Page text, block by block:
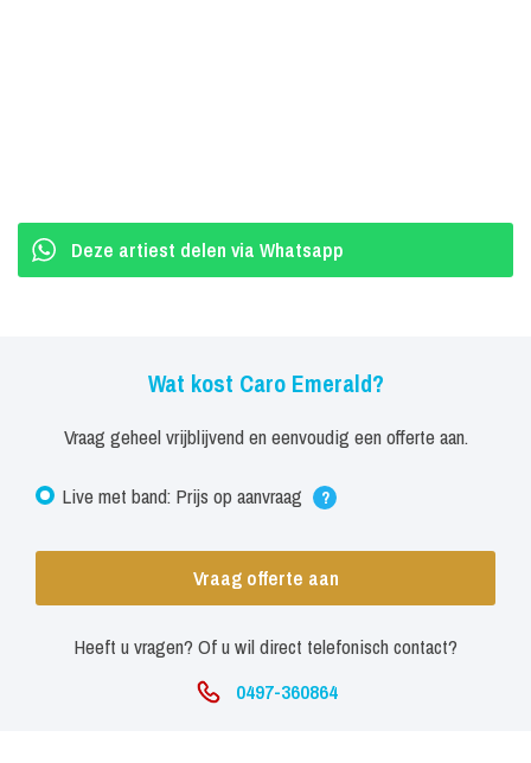
Deze artiest delen via Whatsapp
Wat kost Caro Emerald?
Vraag geheel vrijblijvend en eenvoudig een offerte aan.
Live met band: Prijs op aanvraag ?
Vraag offerte aan
Heeft u vragen? Of u wil direct telefonisch contact?
0497-360864